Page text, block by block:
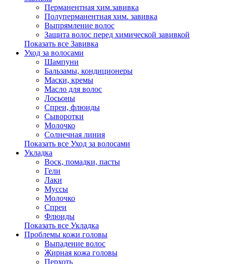
Перманентная хим.завивка
Полуперманентная хим. завивка
Выпрямление волос
Защита волос перед химической завивкой
Показать все Завивка
Уход за волосами
Шампуни
Бальзамы, кондиционеры
Маски, кремы
Масло для волос
Лосьоны
Спреи, флюиды
Сыворотки
Молочко
Солнечная линия
Показать все Уход за волосами
Укладка
Воск, помадки, пасты
Гели
Лаки
Муссы
Молочко
Спреи
Флюиды
Показать все Укладка
Проблемы кожи головы
Выпадение волос
Жирная кожа головы
Перхоть